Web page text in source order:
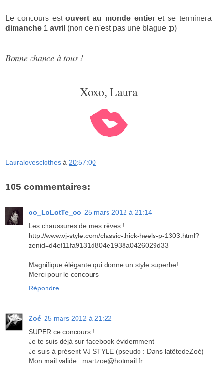
Le concours estouvert au monde entieret se terminera
dimanche 1 avril (non ce n'est pas une blague ;p)
Bonne chance à tous !
Xoxo, Laura
Lauralovesclothes à 20:57:00
105 commentaires:
oo_LoLotTe_oo 25 mars 2012 à 21:14
Les chaussures de mes rêves !
http://www.vj-style.com/classic-thick-heels-p-1303.html?
zenid=d4ef11fa9131d804e1938a0426029d33
Magnifique élégante qui donne un style superbe!
Merci pour le concours
Répondre
Zoé 25 mars 2012 à 21:22
SUPER ce concours !
Je te suis déjà sur facebook évidemment,
Je suis à présent VJ STYLE (pseudo : Dans latêtedeZoé)
Mon mail valide : martzoe@hotmail.fr